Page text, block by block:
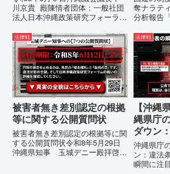
陳情
川京貴 殿陳情者団体：一般社団
法人日本沖縄政策研究フォーラム
所：沖縄県那覇市電 話：080-
【陳情03】沖縄県におけるメデ
ィア誤報の放置および行政の不作
為に対する責任追及と再発防...
奪ナラテ
分析報告
いる。」
が飛来す
す。国連
巧妙な「
張...
法律戦
被害者無き差別認定の根拠
等に関する公開質問状
被害者無き差別認定の根拠等に関
する公開質問状令和8年5月29日
沖縄県知事 玉城デニー殿拝啓貴
法律戦
【沖縄
縄県庁
ダウン
ら暴露
くださ
沖縄県庁
ン：違法
瞬間に注